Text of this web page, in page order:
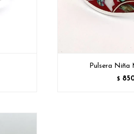
Pulsera Niña
$